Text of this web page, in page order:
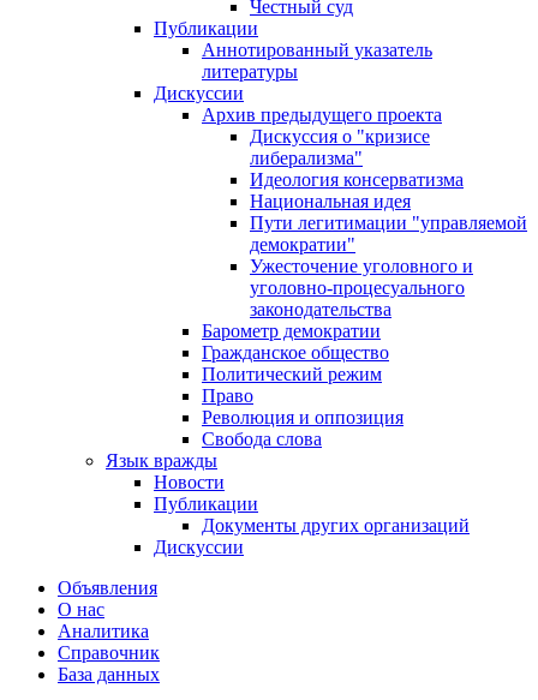
Честный суд
Публикации
Аннотированный указатель
литературы
Дискуссии
Архив предыдущего проекта
Дискуссия о "кризисе
либерализма"
Идеология консерватизма
Национальная идея
Пути легитимации "управляемой
демократии"
Ужесточение уголовного и
уголовно-процесуального
законодательства
Барометр демократии
Гражданское общество
Политический режим
Право
Революция и оппозиция
Свобода слова
Язык вражды
Новости
Публикации
Документы других организаций
Дискуссии
Объявления
О нас
Аналитика
Справочник
База данных